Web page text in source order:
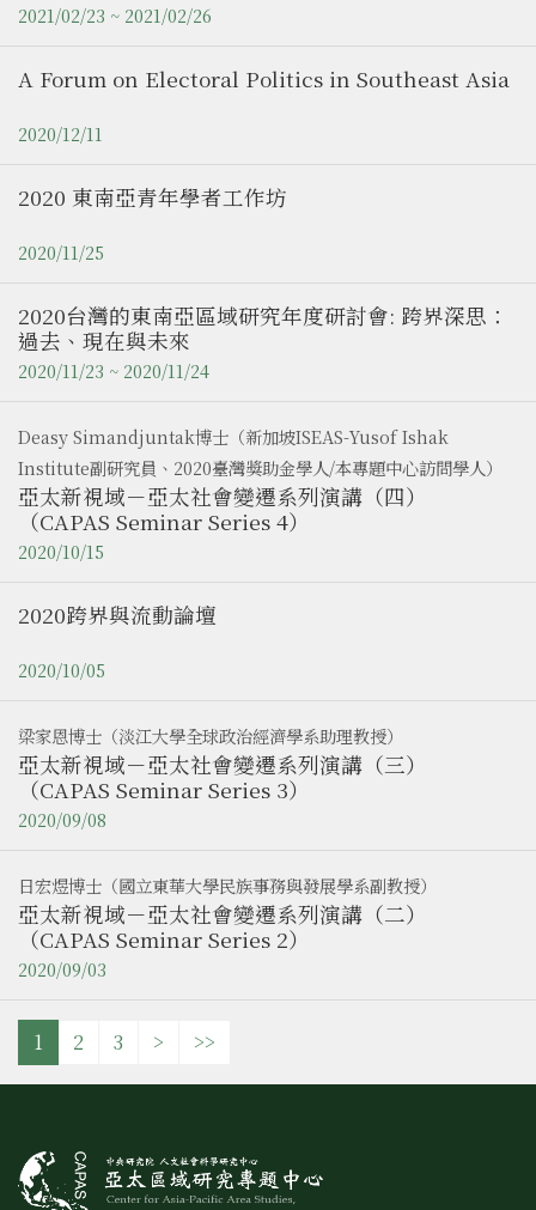
2021/02/23 ~ 2021/02/26
A Forum on Electoral Politics in Southeast Asia
2020/12/11
2020 東南亞青年學者工作坊
2020/11/25
2020台灣的東南亞區域研究年度研討會: 跨界深思：
過去、現在與未來
2020/11/23 ~ 2020/11/24
Deasy Simandjuntak博士（新加坡ISEAS-Yusof Ishak
Institute副研究員、2020臺灣獎助金學人/本專題中心訪問學人）
亞太新視域－亞太社會變遷系列演講（四）
（CAPAS Seminar Series 4）
2020/10/15
2020跨界與流動論壇
2020/10/05
梁家恩博士（淡江大學全球政治經濟學系助理教授）
亞太新視域－亞太社會變遷系列演講（三）
（CAPAS Seminar Series 3）
2020/09/08
日宏煜博士（國立東華大學民族事務與發展學系副教授）
亞太新視域－亞太社會變遷系列演講（二）
（CAPAS Seminar Series 2）
2020/09/03
1 2 3 > >>